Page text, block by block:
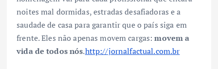
noites mal dormidas, estradas desafiadoras e a
saudade de casa para garantir que o país siga em
frente. Eles não apenas movem cargas:movem a
vida de todos nós.http://jornalfactual.com.br